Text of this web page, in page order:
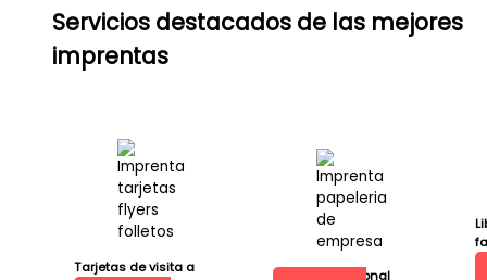
Servicios destacados de las mejores
imprentas
Tarjetas de visita a
Diseño profesional